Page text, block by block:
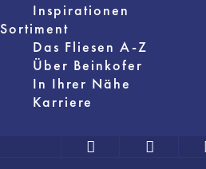
Inspirationen
Sortiment
Das Fliesen A-Z
Über Beinkofer
In Ihrer Nähe
Karriere